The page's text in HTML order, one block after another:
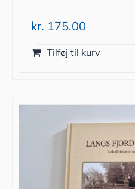
kr. 175.00
Tilføj til kurv